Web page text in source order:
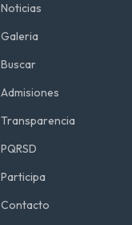
Noticias
Galeria
Buscar
Admisiones
Transparencia
PQRSD
Participa
Contacto